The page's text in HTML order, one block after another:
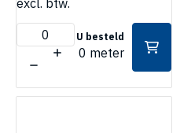
U besteld
0 meter